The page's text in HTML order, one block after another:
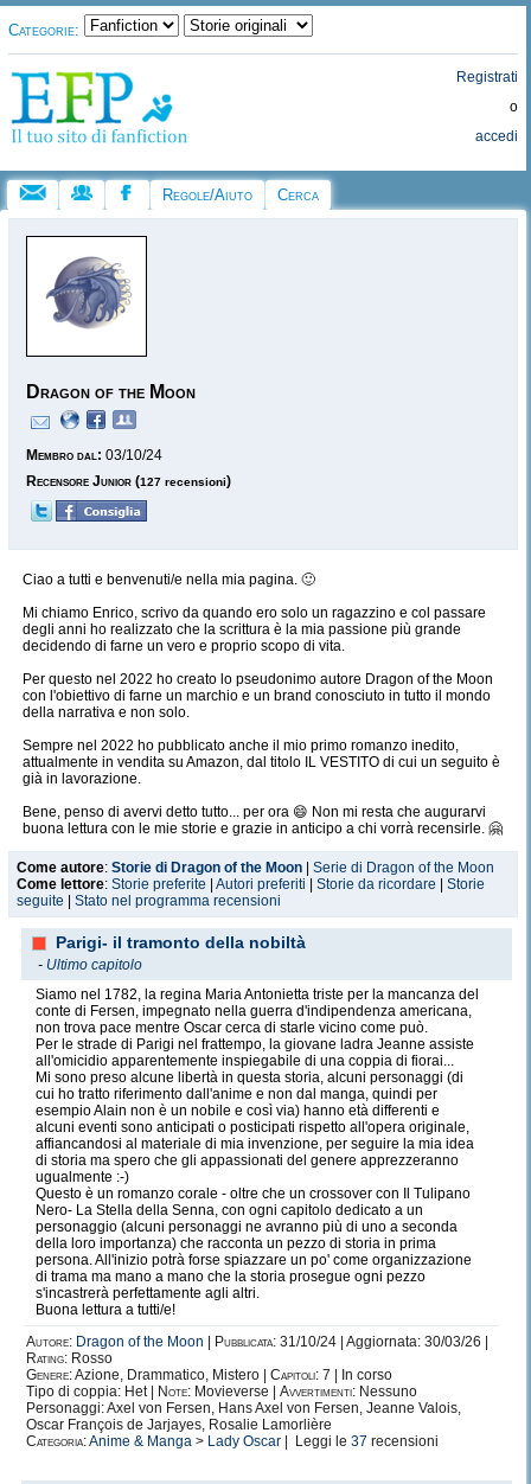
Categorie:
Registrati
o
accedi
Regole/Aiuto Cerca
Dragon of the Moon
Membro dal: 03/10/24
Recensore Junior (127 recensioni)
Ciao a tutti e benvenuti/e nella mia pagina. 🙂
Mi chiamo Enrico, scrivo da quando ero solo un ragazzino e col passare
degli anni ho realizzato che la scrittura è la mia passione più grande
decidendo di farne un vero e proprio scopo di vita.
Per questo nel 2022 ho creato lo pseudonimo autore Dragon of the Moon
con l'obiettivo di farne un marchio e un brand conosciuto in tutto il mondo
della narrativa e non solo.
Sempre nel 2022 ho pubblicato anche il mio primo romanzo inedito,
attualmente in vendita su Amazon, dal titolo IL VESTITO di cui un seguito è
già in lavorazione.
Bene, penso di avervi detto tutto... per ora 😄 Non mi resta che augurarvi
buona lettura con le mie storie e grazie in anticipo a chi vorrà recensirle. 🤗
Come autore: Storie di Dragon of the Moon
Serie di Dragon of the Moon
Come lettore: Storie preferite Autori preferiti Storie da ricordare
Storie
seguite
Stato nel programma recensioni
Parigi- il tramonto della nobiltà
- Ultimo capitolo
Siamo nel 1782, la regina Maria Antonietta triste per la mancanza del
conte di Fersen, impegnato nella guerra d'indipendenza americana,
non trova pace mentre Oscar cerca di starle vicino come può.
Per le strade di Parigi nel frattempo, la giovane ladra Jeanne assiste
all'omicidio apparentemente inspiegabile di una coppia di fiorai...
Mi sono preso alcune libertà in questa storia, alcuni personaggi (di
cui ho tratto riferimento dall'anime e non dal manga, quindi per
esempio Alain non è un nobile e così via) hanno età differenti e
alcuni eventi sono anticipati o posticipati rispetto all'opera originale,
affiancandosi al materiale di mia invenzione, per seguire la mia idea
di storia ma spero che gli appassionati del genere apprezzeranno
ugualmente :-)
Questo è un romanzo corale - oltre che un crossover con Il Tulipano
Nero- La Stella della Senna, con ogni capitolo dedicato a un
personaggio (alcuni personaggi ne avranno più di uno a seconda
della loro importanza) che racconta un pezzo di storia in prima
persona. All'inizio potrà forse spiazzare un po' come organizzazione
di trama ma mano a mano che la storia prosegue ogni pezzo
s'incastrerà perfettamente agli altri.
Buona lettura a tutti/e!
Autore: Dragon of the Moon Pubblicata: 31/10/24 | Aggiornata: 30/03/26 |
Rating: Rosso
Genere:Azione, Drammatico, Mistero | Capitoli: 7 | In corso
Tipo di coppia: Het |
Note: Movieverse | Avvertimenti: Nessuno
Personaggi: Axel von Fersen, Hans Axel von Fersen, Jeanne Valois,
Oscar François de Jarjayes, Rosalie Lamorlière
Categoria:Anime & Manga > Lady Oscar | Leggi le 37 recensioni